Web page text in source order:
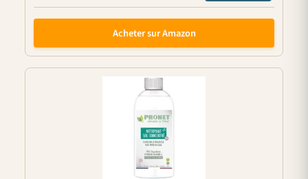
Acheter sur Amazon